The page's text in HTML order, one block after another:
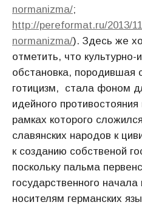
normanizma/;
http://pereformat.ru/2013/
normanizma/). Здесь же
отметить, что культурно-
обстановка, породившая
готицизм, стала фоном
идейного
рамках которого
славянских народов к
к созданию собственой
поскольку пальма
государственного
носителям германских